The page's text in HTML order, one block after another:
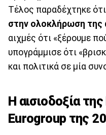
Τέλος παραδέχτηκε
στην ολοκλήρωση της
αιχμές ότι «ξέρουμε
υπογράμμισε ότι
και πολιτικά σε μία
Η αισιοδοξία
Eurogroup της